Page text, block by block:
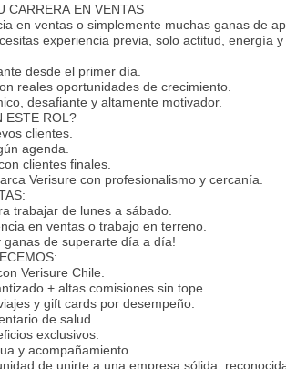
CARRERA EN VENTAS
en ventas o simplemente muchas ganas de
experiencia previa, solo actitud, energía
desde el primer día.
reales oportunidades de crecimiento.
desafiante y altamente motivador.
ESTE ROL?
clientes.
agenda.
clientes finales.
Verisure con profesionalismo y cercanía.
trabajar de lunes a sábado.
en ventas o trabajo en terreno.
ganas de superarte día a día!
Verisure Chile.
+ altas comisiones sin tope.
y gift cards por desempeño.
de salud.
exclusivos.
y acompañamiento.
de unirte a una empresa sólida,